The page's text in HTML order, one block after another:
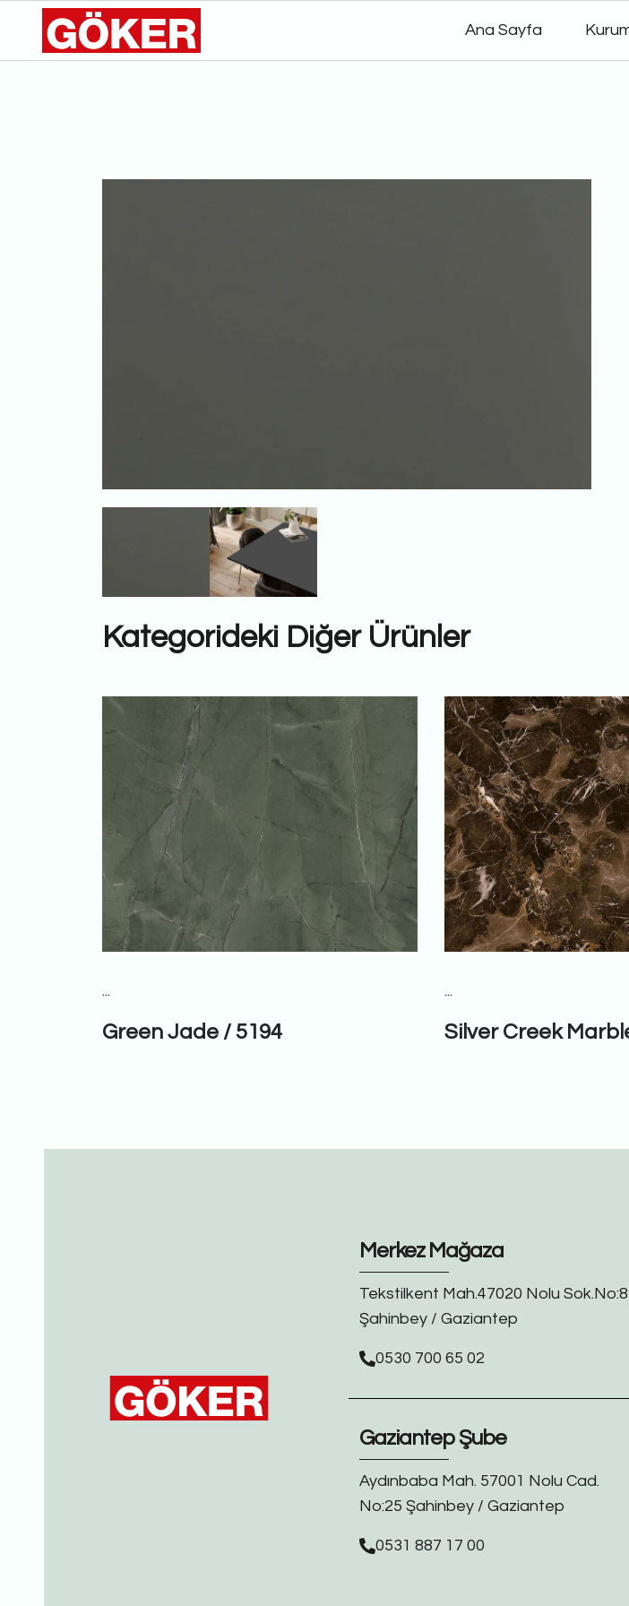
Ana Sayfa
Kategorideki Diğer Ürünler
...
Green Jade / 5194
...
Silver Creek
Merkez Mağaza
Tekstilkent Mah.47020 Nolu Sok.No:8
Şahinbey / Gaziantep
0530 700 65 02
Gaziantep Şube
Aydınbaba Mah. 57001 Nolu Cad.
No:25 Şahinbey / Gaziantep
0531 887 17 00